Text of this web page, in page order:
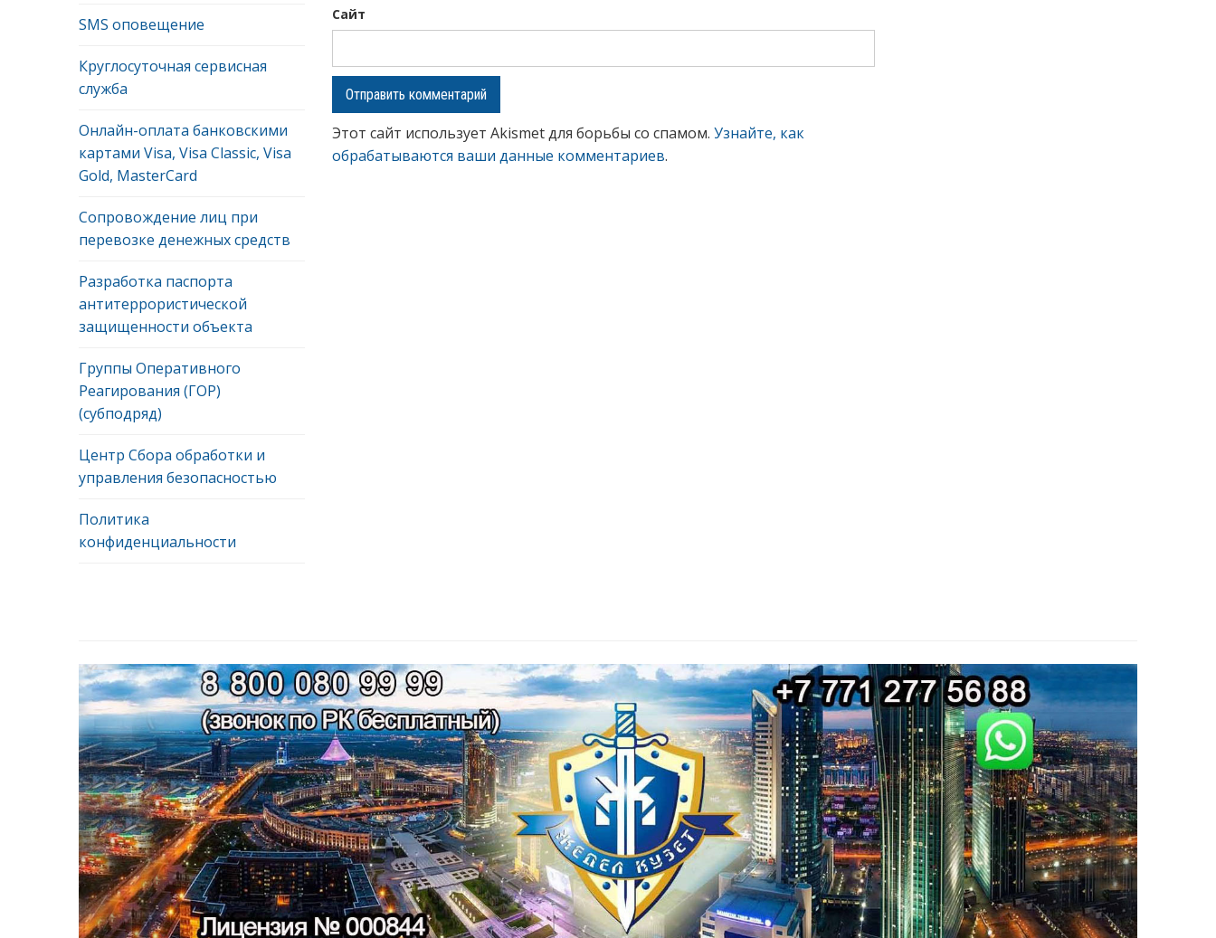
SMS оповещение
Круглосуточная сервисная
служба
Онлайн-оплата банковскими
картами Visa, Visa Classic, Visa
Gold, MasterCard
Сопровождение лиц при
перевозке денежных средств
Разработка паспорта
антитеррористической
защищенности объекта
Группы Оперативного
Реагирования (ГОР)
(субподряд)
Центр Сбора обработки и
управления безопасностью
Политика
конфиденциальности
Сайт
Этот сайт использует Akismet для борьбы со спамом. Узнайте, как
обрабатываются ваши данные комментариев.